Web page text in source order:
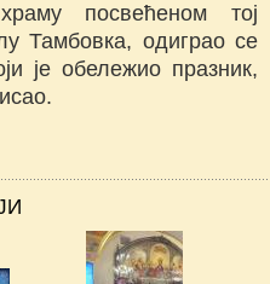
посвећеном тој
Тамбовка, одиграо се
је обележио празник,